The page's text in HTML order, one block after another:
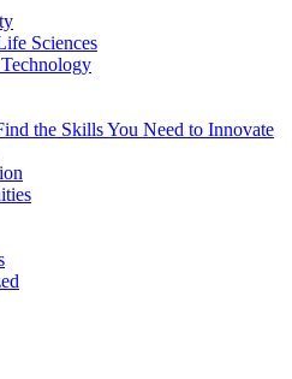
Sciences
the Skills You Need to Innovate